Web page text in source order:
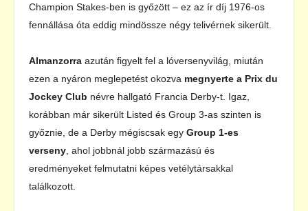
Champion Stakes-ben is győzött – ez az ír díj 1976-os
fennállása óta eddig mindössze négy telivérnek sikerült.
Almanzorra azután figyelt fel a lóversenyvilág, miután
ezen a nyáron meglepetést okozva megnyerte a Prix du
Jockey Club névre hallgató Francia Derby-t. Igaz,
korábban már sikerült Listed és Group 3-as szinten is
győznie, de a Derby mégiscsak egy Group 1-es
verseny , ahol jobbnál jobb származású és
eredményeket felmutatni képes vetélytársakkal
találkozott.